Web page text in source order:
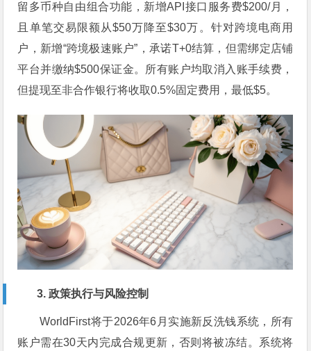
留多币种自由组合功能，新增API接口服务费$200/月，
且单笔交易限额从$50万降至$30万。针对跨境电商用
户，新增“跨境极速账户”，承诺T+0结算，但需绑定店铺
平台并缴纳$500保证金。所有账户均取消入账手续费，
但提现至非合作银行将收取0.5%固定费用，最低$5。
3. 政策执行与风险控制
WorldFirst将于2026年6月实施新反洗钱系统，所有
账户需在30天内完成合规更新，否则将被冻结。系统将